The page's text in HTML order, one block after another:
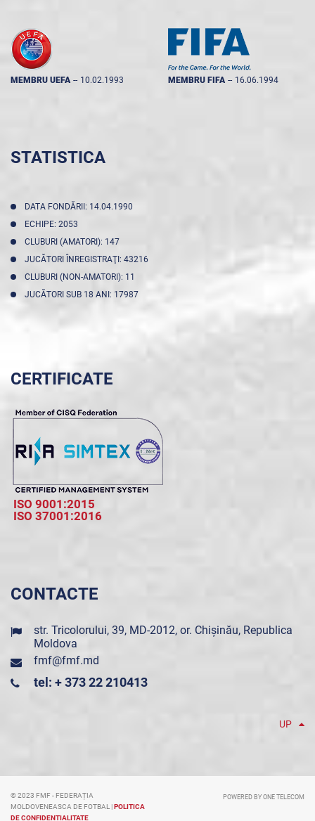
MEMBRU UEFA -- 10.02.1993 MEMBRU FIFA -- 16.06.1994
STATISTICA
DATA FONDĂRII: 14.04.1990
ECHIPE: 2053
CLUBURI (AMATORI): 147
JUCĂTORI ÎNREGISTRAŢI: 43216
CLUBURI (NON-AMATORI): 11
JUCĂTORI SUB 18 ANI: 17987
CERTIFICATE
ISO 9001:2015
ISO 37001:2016
CONTACTE
str. Tricolorului, 39, MD-2012, or. Chișinău, Republica
Moldova
fmf@fmf.md
tel: + 373 22 210413
UP
© 2023 FMF - FEDERAȚIA
MOLDOVENEASCA DE FOTBAL |POLITICA
DE CONFIDENȚIALITATE
POWERED BY ONE TELECOM